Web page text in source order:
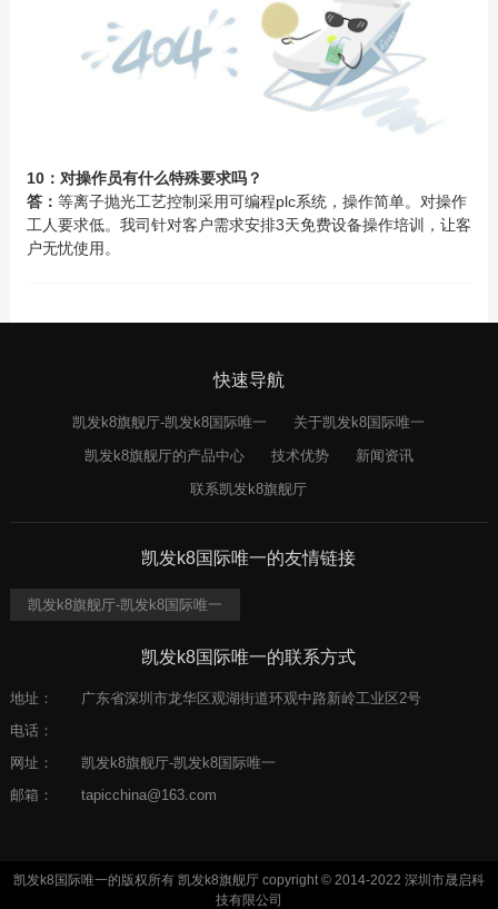
10：对操作员有什么特殊要求吗？
答： 等离子抛光工艺控制采用可编程plc系统，操作简单。对操作
工人要求低。我司针对客户需求安排3天免费设备操作培训，让客
户无忧使用。
快速导航
凯发k8旗舰厅-凯发k8国际唯一
关于凯发k8国际唯一
凯发k8旗舰厅的产品中心
技术优势
新闻资讯
联系凯发k8旗舰厅
凯发k8国际唯一的友情链接
凯发k8旗舰厅-凯发k8国际唯一
凯发k8国际唯一的联系方式
地址：
广东省深圳市龙华区观湖街道环观中路新岭工业区2号
电话：
网址：
凯发k8旗舰厅-凯发k8国际唯一
邮箱：
tapicchina@163.com
凯发k8国际唯一的版权所有 凯发k8旗舰厅 copyright © 2014-2022 深圳市晟启科
技有限公司